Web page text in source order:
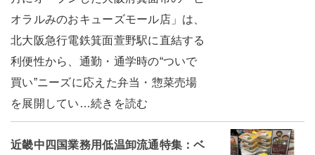
オラルみのおキューズモール店」は、
北大阪急行電鉄箕面萱野駅に直結する
利便性から、通勤・通学時の“ついで
買い”ニーズに応えた弁当・惣菜売場
を展開してい…続きを読む
近畿中四国業務用低温卸流通特集：ベ